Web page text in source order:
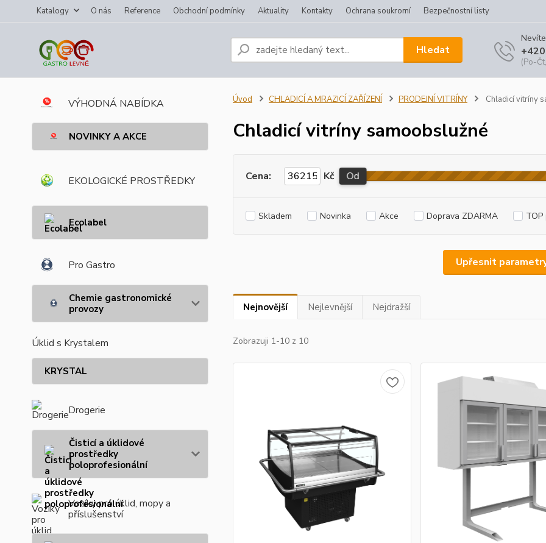
Katalogy O nás Reference Obchodní podmínky Aktuality Kontakty Ochrana soukromí Bezpečnostní listy
Hledat
(Po-
VÝHODNÁ NABÍDKA
NOVINKY A AKCE
EKOLOGICKÉ PROSTŘEDKY
Ecolabel
Pro Gastro
Chemie gastronomické
provozy
Úklid s Krystalem
KRYSTAL
Drogerie
Čisticí a úklidové
prostředky
poloprofesionální
Vozíky pro úklid, mopy a
příslušenství
Úvod CHLADICÍ A MRAZICÍ ZAŘÍZENÍ PRODEJNÍ VITRÍNY Chladicí vitríny
Chladicí vitríny samoobslužné
Upřesnit
Cena: Kč Od
Skladem Novinka Akce Doprava ZDARMA
Nejnovější Nejlevnější Nejdražší
Zobrazuji 1-10 z 10